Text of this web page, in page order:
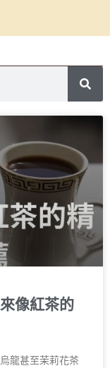
像紅茶的
龍甚至茉莉花茶